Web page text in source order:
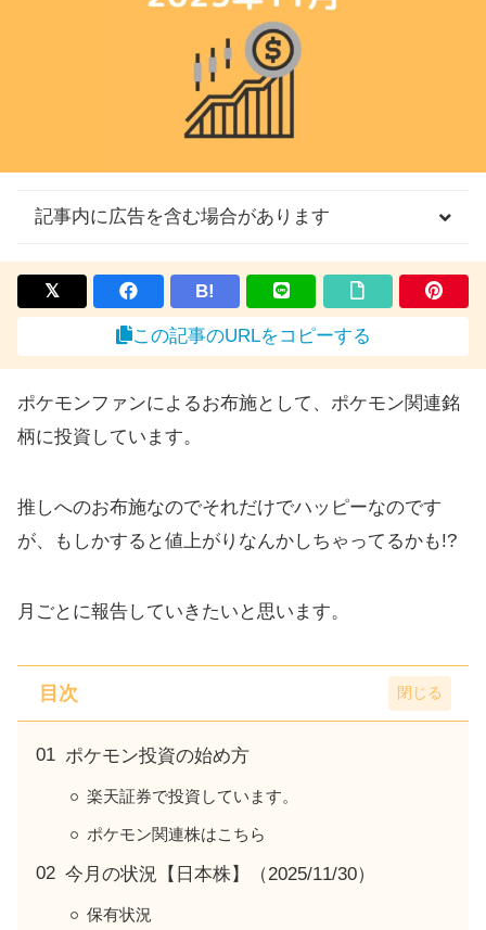
記事内に広告を含む場合があります
B!
この記事のURLをコピーする
ポケモンファンによるお布施として、ポケモン関連銘
柄に投資しています。
推しへのお布施なのでそれだけでハッピーなのです
が、もしかすると値上がりなんかしちゃってるかも!?
月ごとに報告していきたいと思います。
目次
ポケモン投資の始め方
楽天証券で投資しています。
ポケモン関連株はこちら
今月の状況【日本株】（2025/11/30）
保有状況